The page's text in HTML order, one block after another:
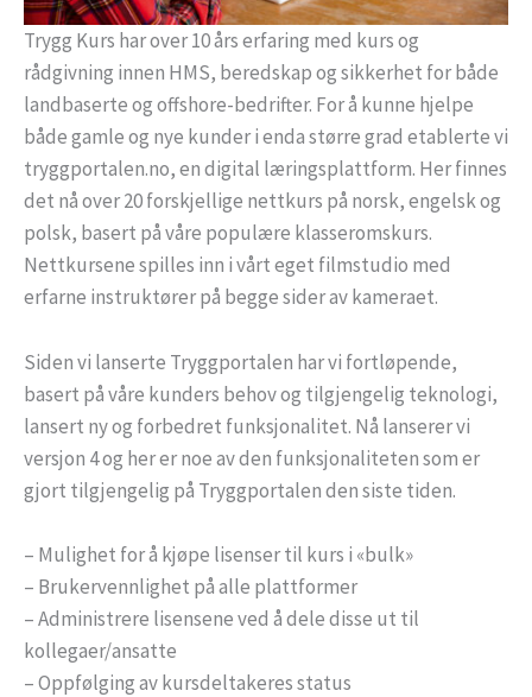
Trygg Kurs har over 10 års erfaring med kurs og
rådgivning innen HMS, beredskap og sikkerhet for både
landbaserte og offshore-bedrifter. For å kunne hjelpe
både gamle og nye kunder i enda større grad etablerte vi
tryggportalen.no, en digital læringsplattform. Her finnes
det nå over 20 forskjellige nettkurs på norsk, engelsk og
polsk, basert på våre populære klasseromskurs.
Nettkursene spilles inn i vårt eget filmstudio med
erfarne instruktører på begge sider av kameraet.
Siden vi lanserte Tryggportalen har vi fortløpende,
basert på våre kunders behov og tilgjengelig teknologi,
lansert ny og forbedret funksjonalitet. Nå lanserer vi
versjon 4 og her er noe av den funksjonaliteten som er
gjort tilgjengelig på Tryggportalen den siste tiden.
– Mulighet for å kjøpe lisenser til kurs i «bulk»
– Brukervennlighet på alle plattformer
– Administrere lisensene ved å dele disse ut til
kollegaer/ansatte
– Oppfølging av kursdeltakeres status